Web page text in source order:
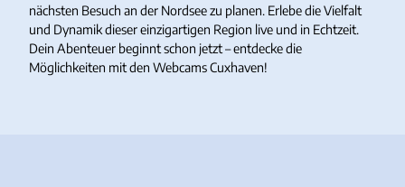
nächsten Besuch an der Nordsee zu planen. Erlebe die Vielfalt
und Dynamik dieser einzigartigen Region live und in Echtzeit.
Dein Abenteuer beginnt schon jetzt – entdecke die
Möglichkeiten mit den Webcams Cuxhaven!